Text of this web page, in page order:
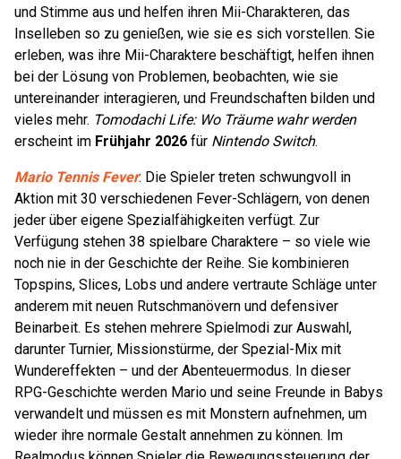
und Stimme aus und helfen ihren Mii-Charakteren, das
Inselleben so zu genießen, wie sie es sich vorstellen. Sie
erleben, was ihre Mii-Charaktere beschäftigt, helfen ihnen
bei der Lösung von Problemen, beobachten, wie sie
untereinander interagieren, und Freundschaften bilden und
vieles mehr. Tomodachi Life: Wo Träume wahr werden
erscheint im Frühjahr 2026 für Nintendo Switch.
Mario Tennis Fever: Die Spieler treten schwungvoll in
Aktion mit 30 verschiedenen Fever-Schlägern, von denen
jeder über eigene Spezialfähigkeiten verfügt. Zur
Verfügung stehen 38 spielbare Charaktere – so viele wie
noch nie in der Geschichte der Reihe. Sie kombinieren
Topspins, Slices, Lobs und andere vertraute Schläge unter
anderem mit neuen Rutschmanövern und defensiver
Beinarbeit. Es stehen mehrere Spielmodi zur Auswahl,
darunter Turnier, Missionstürme, der Spezial-Mix mit
Wundereffekten – und der Abenteuermodus. In dieser
RPG-Geschichte werden Mario und seine Freunde in Babys
verwandelt und müssen es mit Monstern aufnehmen, um
wieder ihre normale Gestalt annehmen zu können. Im